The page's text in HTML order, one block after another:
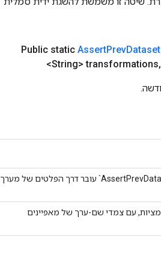
Public static AssertPrevDataset
<String> transformations,
טנזור משתנה המייצג את מערך הנתונים של הקלט. `AssertPrevDataset` עובר דרך הפלטים של מערך
עם צמדי שם-ערך של מאפיינים